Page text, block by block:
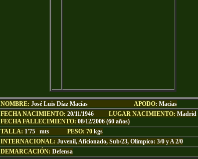
NOMBRE: José Luis Díaz Macías APODO: Macias
FECHA NACIMIENTO: 20/11/1946 LUGAR NACIMIENTO: Madrid
FECHA FALLECIMIENTO: 08/12/2006 (60 años)
TALLA: 1'75 mts PESO: 70 kgs
INTERNACIONAL: Juvenil, Aficionado, Sub/23, Olimpico: 3/0 y A 2/0
DEMARCACIÓN: Defensa